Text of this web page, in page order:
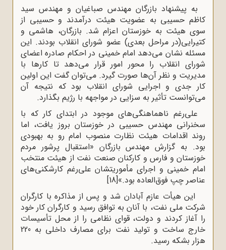
به‌ پیشنهاد بازرگان‌ مهندس‌ صباغیان‌ و مهندس سید
کاظم‌ حسیبی‌ به‌ عضویت‌ هیئت‌ درآمدند و حسیبی‌ از
سوی‌ هیئت‌ به‌ خوزستان‌ اعزام‌ شد. بازرگان، هاشمی و
کتیرایی(در مراحل بعدی) عضو شورای انقلاب بودند. این
مسئله نشان می‌دهد امام خمینی در احکام صادره اعضای
شورای انقلاب را محور امور قرار می‌دهد تا کارها با
مدیریت و نظر آن‌ها صورت گیرد. می‌توان گفت این اولین
کار جدی و اجرایی شورای انقلاب بود که نتیجه آن
می‌توانست تأثیر به سزایی در مواجهه با رژیم بگذارد.
علی‌رغم ناهماهنگی‌های موجود در ابتدای کار که با
سخنرانی مهندس حسیبی در خوزستان بروز یافت، اما
روند اقدامات هیئت نظارت منصوب امام رو به بهبودی
بود. به‌ گزارش‌ مهندس ‌بازرگان‌ «استقبال‌ پرشور مردم‌
خوزستان‌ و فارس‌ و کارکنان‌ صنعت‌ نفت‌ از هیئت‌ منتخب
‌امام‌ خمینی‌ و اجرای‌ مأموریتشان‌ علی‌رغم‌ کارشکنی‌های‌
عناصر چپ‌ فوق‌العاده بود.»[18]
این هیأت عازم آبادان شد و پس از مذاکره با کارگران
شرکت ملى نفت، با آنان به توافق رسید و کارگران کار خود
را آغاز کردند و دولت، قواى نظامى را از محل تأسیسات
خارج ساخت و تولید نفت براى مصارف داخلى به 220
هزار بشکه رسید.